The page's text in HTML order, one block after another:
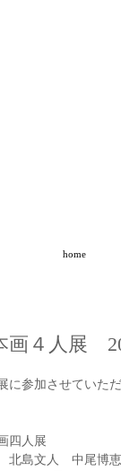
home
＜
画４人展
に参加させていただ
四人展
北島文人　中尾博